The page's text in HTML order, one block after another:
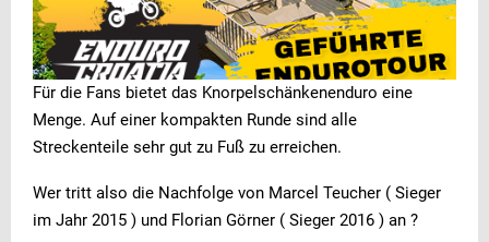
Für die Fans bietet das Knorpelschänkenenduro eine
Menge. Auf einer kompakten Runde sind alle
Streckenteile sehr gut zu Fuß zu erreichen.
Wer tritt also die Nachfolge von Marcel Teucher ( Sieger
im Jahr 2015 ) und Florian Görner ( Sieger 2016 ) an ?